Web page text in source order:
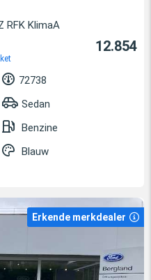
RFK KlimaA
12.854
72738
Sedan
Benzine
Blauw
Erkende merkdealer